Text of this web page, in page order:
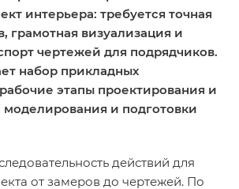
интерьера: требуется точная
грамотная визуализация и
чертежей для подрядчиков.
набор прикладных
этапы проектирования и
и подготовки
действий для
от замеров до чертежей. По